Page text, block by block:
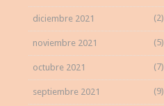
diciembre 2021 (2)
noviembre 2021 (5)
octubre 2021 (7)
septiembre 2021 (9)